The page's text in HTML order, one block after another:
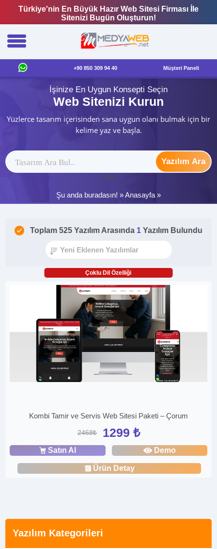
Türkiye'nin En Büyük Hazır Web Sitesi Firması İle
Sitenizi Bugün Oluşturun!
+90 850 309 94 40 Müşteri Paneli
İşinize En Uygun Konsepti Seçin
Web Sitenizi Kurun
Yüzlerce tasarım içerisinden sana uygun olanı bulmak için bir
kelime yaz ve başla.
Yazılım Ara
ytag
Şu anda buradasın! »Anasayfa »
Yazılım Kategorileri
Toplam 525 Yazılım Arasında 1 Yazılım Bulundu
Çoklu Dil Özelliği
Kombi Tamir ve Servis Web Sitesi Paketi – Çorum
2468₺ 1299 ₺
Satın Al Demo
Ürün Detay